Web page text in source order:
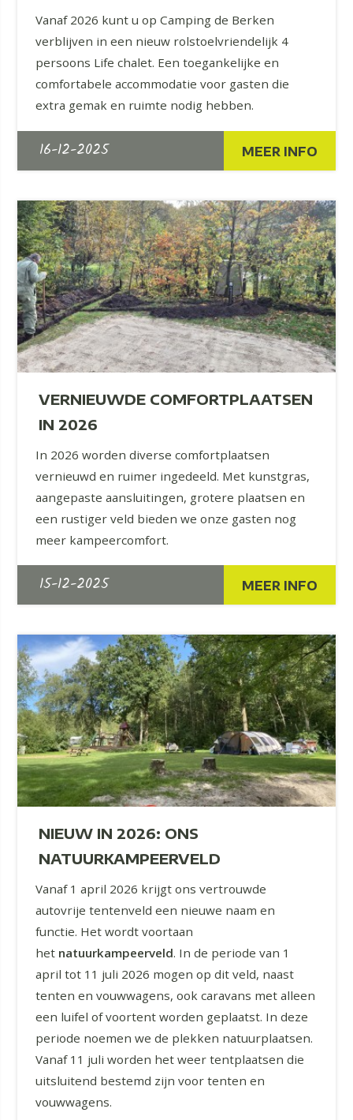
Vanaf 2026 kunt u op Camping de Berken
verblijven in een nieuw rolstoelvriendelijk 4
persoons Life chalet. Een toegankelijke en
comfortabele accommodatie voor gasten die
extra gemak en ruimte nodig hebben.
16-12-2025 MEER INFO
VERNIEUWDE COMFORTPLAATSEN
IN 2026
In 2026 worden diverse comfortplaatsen
vernieuwd en ruimer ingedeeld. Met kunstgras,
aangepaste aansluitingen, grotere plaatsen en
een rustiger veld bieden we onze gasten nog
meer kampeercomfort.
15-12-2025 MEER INFO
NIEUW IN 2026: ONS
NATUURKAMPEERVELD
Vanaf 1 april 2026 krijgt ons vertrouwde
autovrije tentenveld een nieuwe naam en
functie. Het wordt voortaan
het natuurkampeerveld. In de periode van 1
april tot 11 juli 2026 mogen op dit veld, naast
tenten en vouwwagens, ook caravans met alleen
een luifel of voortent worden geplaatst. In deze
periode noemen we de plekken natuurplaatsen.
Vanaf 11 juli worden het weer tentplaatsen die
uitsluitend bestemd zijn voor tenten en
vouwwagens.